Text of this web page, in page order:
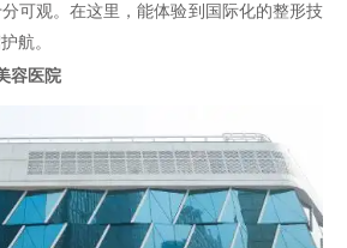
可观。在这里，能体验到国际化的整形技
航。
容医院